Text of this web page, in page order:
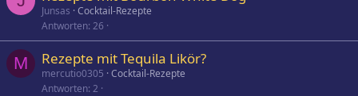
Junsas Cocktail-Rezepte
Antworten 26
M Rezepte mit Tequila Likör?
mercutio0305 Cocktail-Rezepte
Antworten 2